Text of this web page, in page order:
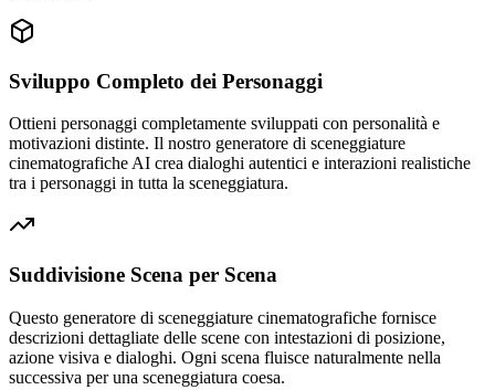
Sviluppo Completo dei Personaggi
Ottieni personaggi completamente sviluppati con personalità e
motivazioni distinte. Il nostro generatore di sceneggiature
cinematografiche AI crea dialoghi autentici e interazioni realistiche
tra i personaggi in tutta la sceneggiatura.
Suddivisione Scena per Scena
Questo generatore di sceneggiature cinematografiche fornisce
descrizioni dettagliate delle scene con intestazioni di posizione,
azione visiva e dialoghi. Ogni scena fluisce naturalmente nella
successiva per una sceneggiatura coesa.